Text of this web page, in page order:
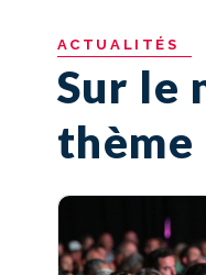
ACTUALITÉS
Sur le
thème